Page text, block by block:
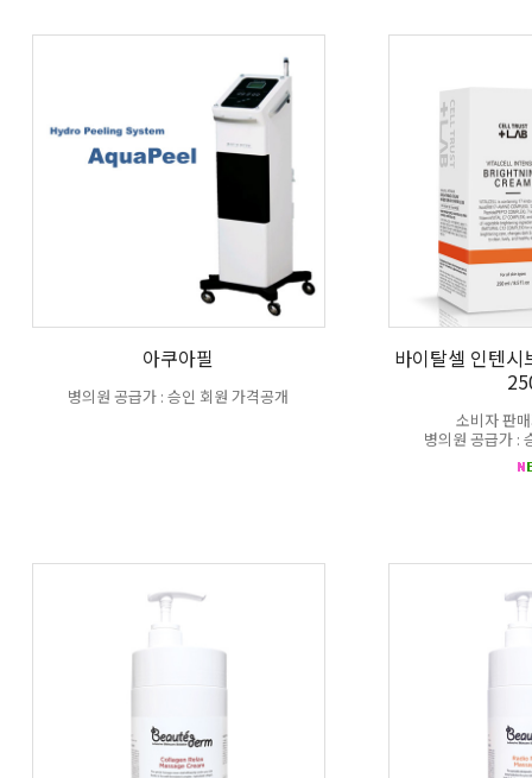
아쿠아필
병의원 공급가 : 승인 회원 가격공개
바이탈셀 인텐시
소비자 판
병의원 공급가 :